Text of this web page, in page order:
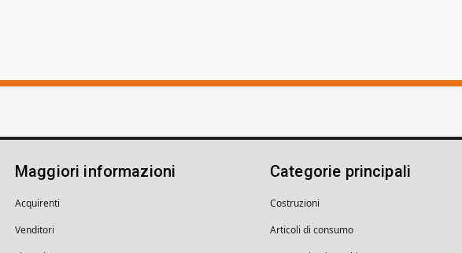
Maggiori informazioni
Acquirenti
Venditori
Categorie principali
Costruzioni
Articoli di consumo